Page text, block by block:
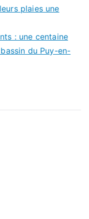
plaies une
: une centaine
du Puy-en-